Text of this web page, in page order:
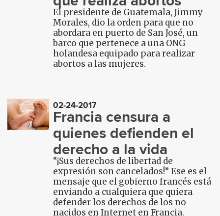
El presidente de Guatemala, Jimmy
Morales, dio la orden para que no
abordara en puerto de San José, un
barco que pertenece a una ONG
holandesa equipado para realizar
abortos a las mujeres.
02-24-2017
Francia censura a
quienes defienden el
derecho a la vida
“¡Sus derechos de libertad de
expresión son cancelados!” Ese es el
mensaje que el gobierno francés está
enviando a cualquiera que quiera
defender los derechos de los no
nacidos en Internet en Francia.